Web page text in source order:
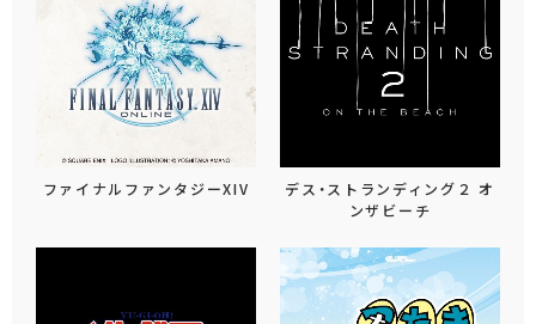
ファイナルファンタジーXIV
デス・ストランディング２ オ
ンザビーチ